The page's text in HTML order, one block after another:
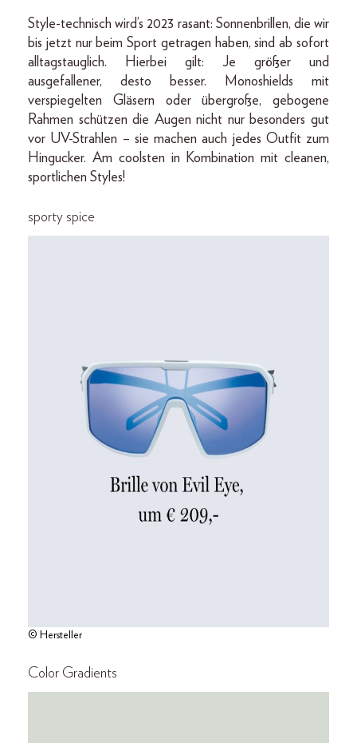
Style-technisch wird’s 2023 rasant: Sonnenbrillen, die wir
bis jetzt nur beim Sport getragen haben, sind ab sofort
alltagstauglich. Hierbei gilt: Je größer und
ausgefallener, desto besser. Monoshields mit
verspiegelten Gläsern oder übergroße, gebogene
Rahmen schützen die Augen nicht nur besonders gut
vor UV-Strahlen – sie machen auch jedes Outfit zum
Hingucker. Am coolsten in Kombination mit cleanen,
sportlichen Styles!
sporty spice
© Hersteller
Color Gradients